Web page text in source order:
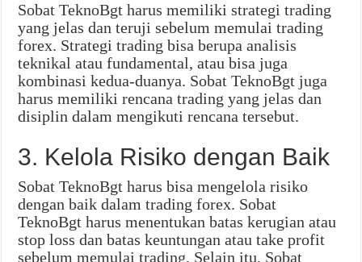
Sobat TeknoBgt harus memiliki strategi trading
yang jelas dan teruji sebelum memulai trading
forex. Strategi trading bisa berupa analisis
teknikal atau fundamental, atau bisa juga
kombinasi kedua-duanya. Sobat TeknoBgt juga
harus memiliki rencana trading yang jelas dan
disiplin dalam mengikuti rencana tersebut.
3. Kelola Risiko dengan Baik
Sobat TeknoBgt harus bisa mengelola risiko
dengan baik dalam trading forex. Sobat
TeknoBgt harus menentukan batas kerugian atau
stop loss dan batas keuntungan atau take profit
sebelum memulai trading. Selain itu, Sobat